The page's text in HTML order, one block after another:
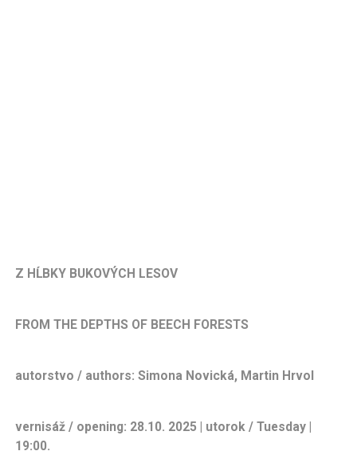
Z HĹBKY BUKOVÝCH LESOV
FROM THE DEPTHS OF BEECH FORESTS
autorstvo / authors: Simona Novická, Martin Hrvol
vernisáž / opening: 28.10. 2025 | utorok / Tuesday |
19:00.